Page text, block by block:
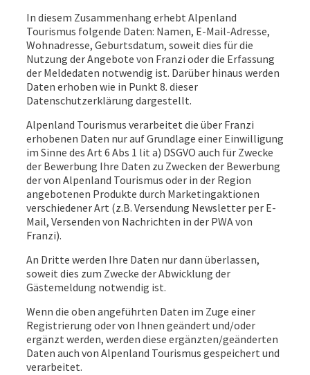
In diesem Zusammenhang erhebt Alpenland
Tourismus folgende Daten: Namen, E-Mail-Adresse,
Wohnadresse, Geburtsdatum, soweit dies für die
Nutzung der Angebote von Franzi oder die Erfassung
der Meldedaten notwendig ist. Darüber hinaus werden
Daten erhoben wie in Punkt 8. dieser
Datenschutzerklärung dargestellt.
Alpenland Tourismus verarbeitet die über Franzi
erhobenen Daten nur auf Grundlage einer Einwilligung
im Sinne des Art 6 Abs 1 lit a) DSGVO auch für Zwecke
der Bewerbung Ihre Daten zu Zwecken der Bewerbung
der von Alpenland Tourismus oder in der Region
angebotenen Produkte durch Marketingaktionen
verschiedener Art (z.B. Versendung Newsletter per E-
Mail, Versenden von Nachrichten in der PWA von
Franzi).
An Dritte werden Ihre Daten nur dann überlassen,
soweit dies zum Zwecke der Abwicklung der
Gästemeldung notwendig ist.
Wenn die oben angeführten Daten im Zuge einer
Registrierung oder von Ihnen geändert und/oder
ergänzt werden, werden diese ergänzten/geänderten
Daten auch von Alpenland Tourismus gespeichert und
verarbeitet.